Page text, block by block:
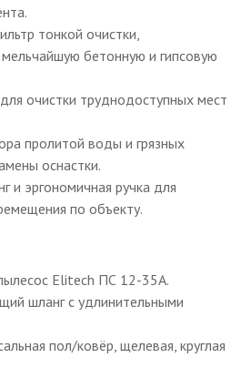
тонкой очистки,
бетонную и гипсовую
очистки труднодоступных мест
пролитой воды и грязных
оснастки.
и эргономичная ручка для
по объекту.
Elitech ПС 12-35А.
шланг с удлинительными
пол/ковёр, щелевая, круглая